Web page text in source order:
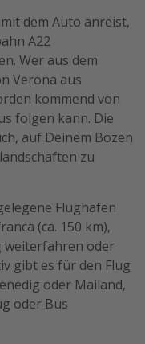
dem Auto anreist,
A22
Wer aus dem
Verona aus
kommend von
folgen kann. Die
auf Deinem Bozen
zu
Flughafen
(ca. 150 km),
weiterfahren oder
gibt es für den Flug
oder Mailand,
oder Bus